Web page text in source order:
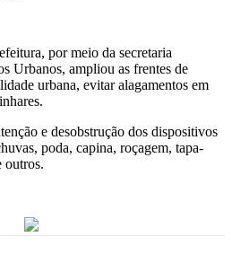
por meio da secretaria
Urbanos, ampliou as frentes de
urbana, evitar alagamentos em
e desobstrução dos dispositivos
poda, capina, roçagem, tapa-
outros.